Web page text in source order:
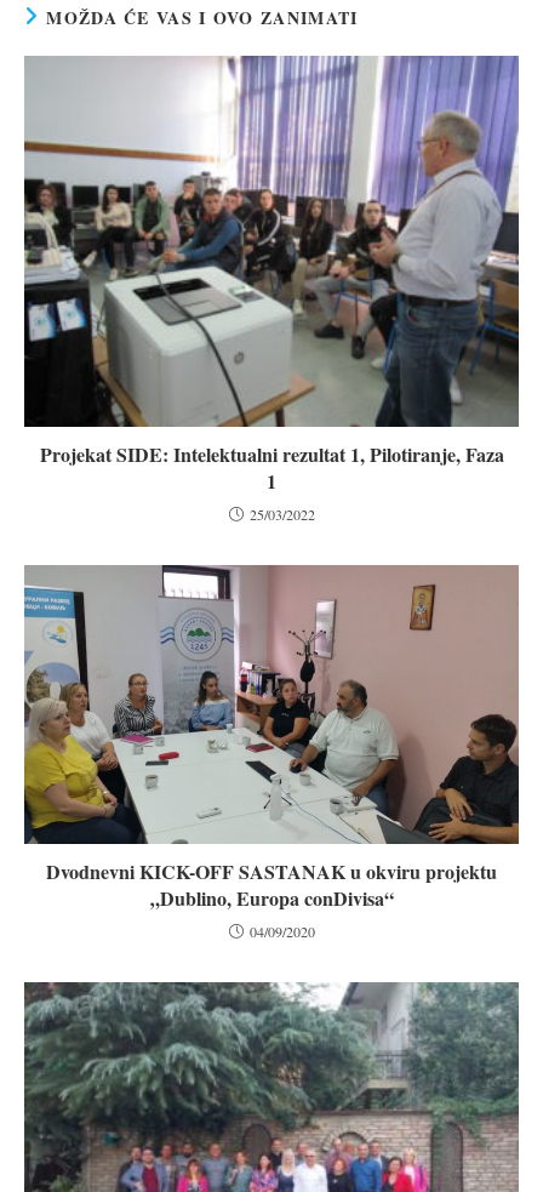
MOŽDA ĆE VAS I OVO ZANIMATI
Projekat SIDE: Intelektualni rezultat 1, Pilotiranje, Faza
1
25/03/2022
Dvodnevni KICK-OFF SASTANAK u okviru projektu
„Dublino, Europa conDivisa“
04/09/2020